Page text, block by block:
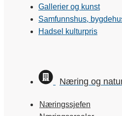
Gallerier og kunst
Samfunnshus,
Hadsel kulturpris
Næring og
Næringssjefen